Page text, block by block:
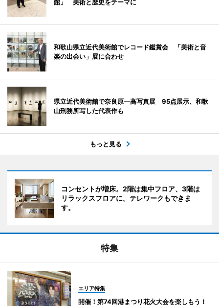
館」 美術と歴史をテーマに
和歌山県立近代美術館でレコード鑑賞会 「美術と音
楽の出会い」展に合わせ
県立近代美術館で奈良原一高写真展 95点展示、和歌
山刑務所写した代表作も
もっと見る
コンセントが増床。2階は集中フロア、3階は
リラックスフロアに。テレワークもできま
す。
特集
エリア特集
開催！第74回港まつり花火大会を楽しもう！